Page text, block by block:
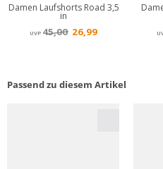
Passend zu diesem Artikel